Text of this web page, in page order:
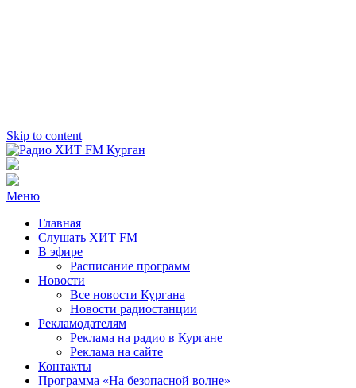
Skip to content
Радио ХИТ FM Курган
103.2 FM
Меню
Главная
Слушать ХИТ FM
В эфире
Расписание программ
Новости
Все новости Кургана
Новости радиостанции
Рекламодателям
Реклама на радио в Кургане
Реклама на сайте
Контакты
Программа «На безопасной волне»